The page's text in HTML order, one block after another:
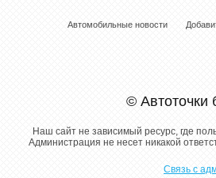
Автомобильные новости
© Автоточки
Наш сайт не зависимый ресурс, где
Администрация не несет никакой
Связь с